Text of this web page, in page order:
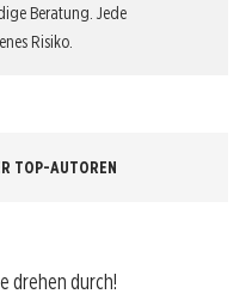
Beratung. Jede
Risiko.
TOP-AUTOREN
drehen durch!